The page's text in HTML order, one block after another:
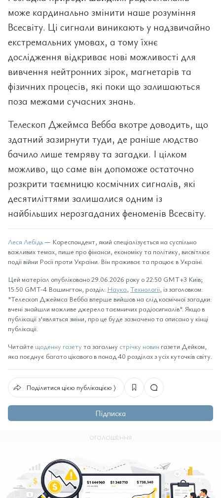
може кардинально змінити наше розуміння
Всесвіту. Ці сигнали виникають у надзвичайно
екстремальних умовах, а тому їхнє
дослідження відкриває нові можливості для
вивчення нейтронних зірок, магнетарів та
фізичних процесів, які поки що залишаються
поза межами сучасних знань.
Телескоп Джеймса Вебба вкотре доводить, що
здатний зазирнути туди, де раніше людство
бачило лише темряву та загадки. І цілком
можливо, що саме він допоможе остаточно
розкрити таємницю космічних сигналів, які
десятиліттями залишалися одним із
найбільших нерозгаданих феноменів Всесвіту.
Леся Лебідь— Кореспондент, який спеціалізується на суспільно
важливих темах, пише про фінанси, економіку та політику, висвітлює
події війни Росії проти України. Він проживає та працює в Україні.
Цей матеріал опубліковано 29.06.2026 року о 22:50 GMT+3 Київ;
15:50 GMT-4 Вашингтон, розділ: Наука, Технології, із заголовком:
"Телескоп Джеймса Вебба вперше вийшов на слід космічної загадки:
вчені знайшли можливе джерело таємничих радіосигналів". Якщо в
публікації з'являться зміни, про це буде зазначено та описано у кінці
публікації.
Читайте щоденну газету та загальну стрічку новин газети Дейком,
яка поєднує багато цікавого в понад 40 розділах з усіх куточків світу.
Поділитися цією публікацією ⟩
Підписка
ОГОЛОШЕННЯ